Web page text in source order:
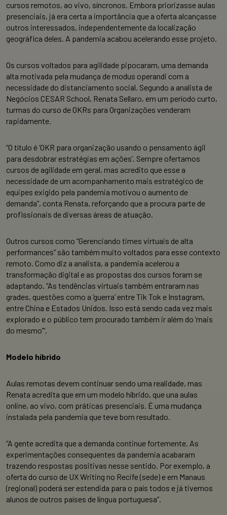
cursos remotos, ao vivo, síncronos. Embora priorizasse aulas
presenciais, já era certa a importância que a oferta alcançasse
outros interessados, independentemente da localização
geográfica deles. A pandemia acabou acelerando esse projeto.
Os cursos voltados para agilidade pipocaram, uma demanda
alta motivada pela mudança de modus operandi com a
necessidade do distanciamento social. Segundo a analista de
Negócios CESAR School, Renata Sellaro, em um período curto,
turmas do curso de OKRs para Organizações venderam
rapidamente.
“O título é ‘OKR para organização usando o pensamento ágil
para desdobrar estratégias em ações’. Sempre ofertamos
cursos de agilidade em geral, mas acredito que esse a
necessidade de um acompanhamento mais estratégico de
equipes exigido pela pandemia motivou o aumento de
demanda”, conta Renata, reforçando que a procura parte de
profissionais de diversas áreas de atuação.
Outros cursos como “Gerenciando times virtuais de alta
performances” são também muito voltados para esse contexto
remoto. Como diz a analista, a pandemia acelerou a
transformação digital e as propostas dos cursos foram se
adaptando. “As tendências virtuais também entraram nas
grades, questões como a ‘guerra’ entre Tik Tok e Instagram,
entre China e Estados Unidos. Isso está sendo cada vez mais
explorado e o público tem procurado também ir além do ‘mais
do mesmo’”.
Modelo híbrido
Aulas remotas devem continuar sendo uma realidade, mas
Renata acredita que em um modelo híbrido, que una aulas
online, ao vivo, com práticas presenciais. É uma mudança
instalada pela pandemia que teve bom resultado.
“A gente acredita que a demanda continue fortemente. As
experimentações consequentes da pandemia acabaram
trazendo respostas positivas nesse sentido. Por exemplo, a
oferta do curso de UX Writing no Recife (sede) e em Manaus
(regional) poderá ser estendida para o país todos e já tivemos
alunos de outros países de língua portuguesa”.